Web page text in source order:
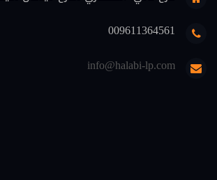
منهجية قانونية (4)
اثبات (4)
009611364561
info@halabi-lp.com